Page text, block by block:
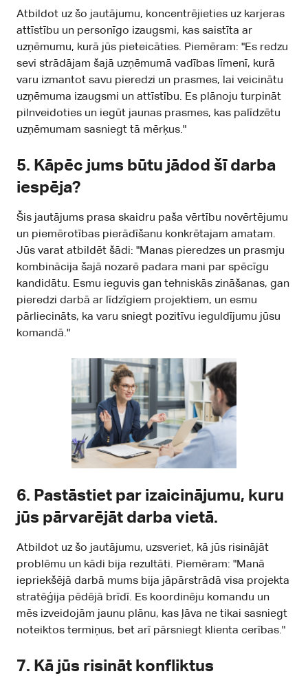
Atbildot uz šo jautājumu, koncentrējieties uz karjeras
attīstību un personīgo izaugsmi, kas saistīta ar
uzņēmumu, kurā jūs pieteicāties. Piemēram: "Es redzu
sevi strādājam šajā uzņēmumā vadības līmenī, kurā
varu izmantot savu pieredzi un prasmes, lai veicinātu
uzņēmuma izaugsmi un attīstību. Es plānoju turpināt
pilnveidoties un iegūt jaunas prasmes, kas palīdzētu
uzņēmumam sasniegt tā mērķus."
5. Kāpēc jums būtu jādod šī darba
iespēja?
Šis jautājums prasa skaidru paša vērtību novērtējumu
un piemērotības pierādīšanu konkrētajam amatam.
Jūs varat atbildēt šādi: "Manas pieredzes un prasmju
kombinācija šajā nozarē padara mani par spēcīgu
kandidātu. Esmu ieguvis gan tehniskās zināšanas, gan
pieredzi darbā ar līdzīgiem projektiem, un esmu
pārliecināts, ka varu sniegt pozitīvu ieguldījumu jūsu
komandā."
6. Pastāstiet par izaicinājumu, kuru
jūs pārvarējāt darba vietā.
Atbildot uz šo jautājumu, uzsveriet, kā jūs risinājāt
problēmu un kādi bija rezultāti. Piemēram: "Manā
iepriekšējā darbā mums bija jāpārstrādā visa projekta
stratēģija pēdējā brīdī. Es koordinēju komandu un
mēs izveidojām jaunu plānu, kas ļāva ne tikai sasniegt
noteiktos termiņus, bet arī pārsniegt klienta cerības."
7. Kā jūs risināt konfliktus